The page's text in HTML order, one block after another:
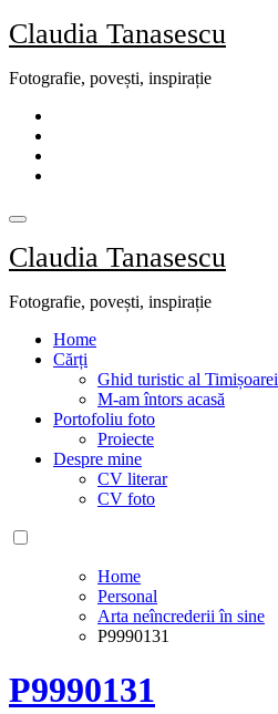
Skip
to
Claudia Tanasescu
Fotografie, povești, inspirație
Claudia Tanasescu
Fotografie, povești, inspirație
Home
Cărți
Ghid turistic al Timișoarei
M-am întors acasă
Portofoliu foto
Proiecte
Despre mine
CV literar
CV foto
Home
Personal
Arta neîncrederii în sine
P9990131
P9990131